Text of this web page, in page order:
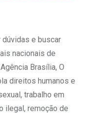
dúvidas e buscar
nacionais de
Brasília, O
direitos humanos e
trabalho em
ilegal, remoção de